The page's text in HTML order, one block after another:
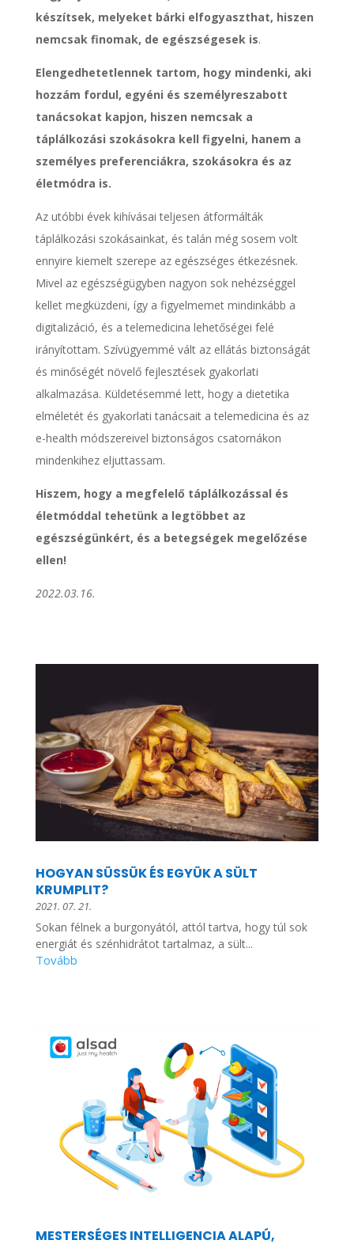
készítsek, melyeket bárki elfogyaszthat, hiszen
nemcsak finomak, de egészségesek is.
Elengedhetetlennek tartom, hogy mindenki, aki
hozzám fordul, egyéni és személyreszabott
tanácsokat kapjon, hiszen nemcsak a
táplálkozási szokásokra kell figyelni, hanem a
személyes preferenciákra, szokásokra és az
életmódra is.
Az utóbbi évek kihívásai teljesen átformálták
táplálkozási szokásainkat, és talán még sosem volt
ennyire kiemelt szerepe az egészséges étkezésnek.
Mivel az egészségügyben nagyon sok nehézséggel
kellet megküzdeni, így a figyelmemet mindinkább a
digitalizáció, és a telemedicina lehetőségei felé
irányítottam. Szívügyemmé vált az ellátás biztonságát
és minőségét növelő fejlesztések gyakorlati
alkalmazása. Küldetésemmé lett, hogy a dietetika
elméletét és gyakorlati tanácsait a telemedicina és az
e-health módszereivel biztonságos csatornákon
mindenkihez eljuttassam.
Hiszem, hogy a megfelelő táplálkozással és
életmóddal tehetünk a legtöbbet az
egészségünkért, és a betegségek megelőzése
ellen!
2022.03.16.
HOGYAN SÜSSÜK ÉS EGYÜK A SÜLT
KRUMPLIT?
2021. 07. 21.
Sokan félnek a burgonyától, attól tartva, hogy túl sok
energiát és szénhidrátot tartalmaz, a sült...
MESTERSÉGES INTELLIGENCIA ALAPÚ,